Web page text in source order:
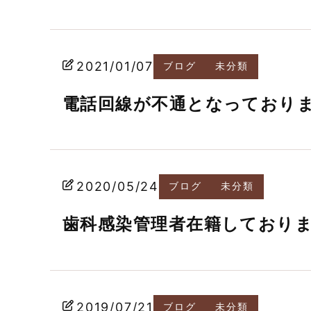
2021/01/07 ブログ 未分類
電話回線が不通となっており
2020/05/24 ブログ 未分類
歯科感染管理者在籍しており
2019/07/21 ブログ 未分類